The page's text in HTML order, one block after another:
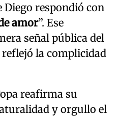
Diego respondió con
amor”. Ese
señal pública del
la complicidad
reafirma su
y orgullo el